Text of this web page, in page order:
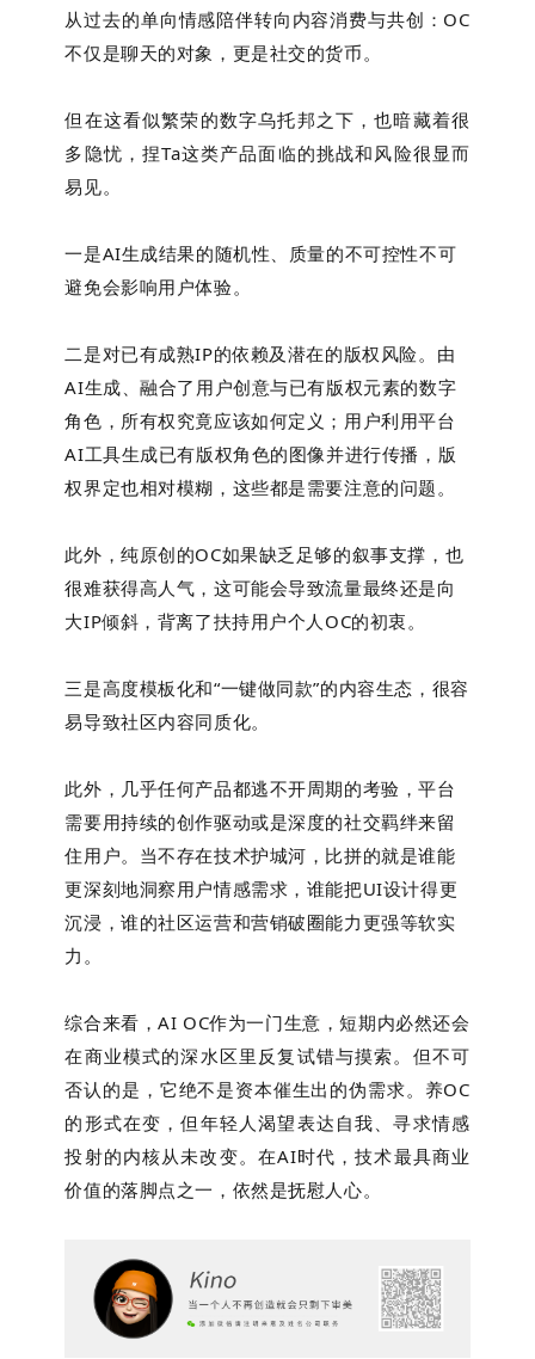
从过去的单向情感陪伴转向内容消费与共创：OC
不仅是聊天的对象，更是社交的货币。
但在这看似繁荣的数字乌托邦之下，也暗藏着很
多隐忧，捏Ta这类产品面临的挑战和风险很显而
易见。
一是AI生成结果的随机性、质量的不可控性不可
避免会影响用户体验。
二是对已有成熟IP的依赖及潜在的版权风险。由
AI生成、融合了用户创意与已有版权元素的数字
角色，所有权究竟应该如何定义；用户利用平台
AI工具生成已有版权角色的图像并进行传播，版
权界定也相对模糊，这些都是需要注意的问题。
此外，纯原创的OC如果缺乏足够的叙事支撑，也
很难获得高人气，这可能会导致流量最终还是向
大IP倾斜，背离了扶持用户个人OC的初衷。
三是高度模板化和“一键做同款”的内容生态，很容
易导致社区内容同质化。
此外，几乎任何产品都逃不开周期的考验，平台
需要用持续的创作驱动或是深度的社交羁绊来留
住用户。当不存在技术护城河，比拼的就是谁能
更深刻地洞察用户情感需求，谁能把UI设计得更
沉浸，谁的社区运营和营销破圈能力更强等软实
力。
综合来看，AI OC作为一门生意，短期内必然还会
在商业模式的深水区里反复试错与摸索。但不可
否认的是，它绝不是资本催生出的伪需求。养OC
的形式在变，但年轻人渴望表达自我、寻求情感
投射的内核从未改变。在AI时代，技术最具商业
价值的落脚点之一，依然是抚慰人心。